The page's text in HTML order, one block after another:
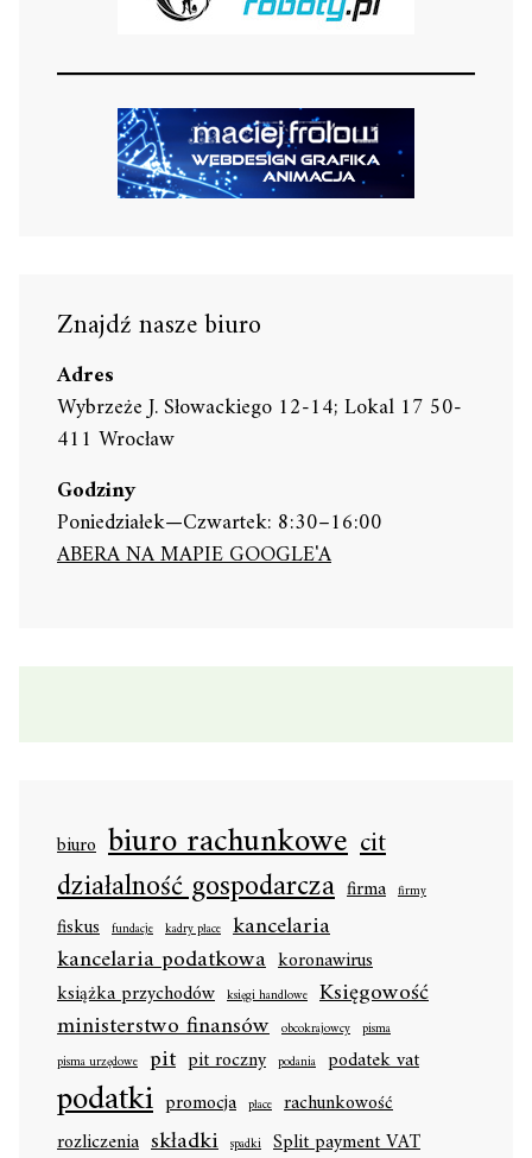
Znajdź nasze biuro
Adres
Wybrzeże J. Słowackiego 12-14; Lokal 17 50-
411 Wrocław
Godziny
Poniedziałek—Czwartek: 8:30–16:00
ABERA NA MAPIE GOOGLE'A
biuro biuro rachunkowe cit
działalność gospodarcza firma firmy
fiskus fundacje kadry płace kancelaria
kancelaria podatkowa koronawirus
książka przychodów księgi handlowe Księgowość
ministerstwo finansów obcokrajowcy pisma
pisma urzędowe pit pit roczny podania podatek vat
podatki promocja płace rachunkowość
rozliczenia składki spadki Split payment VAT